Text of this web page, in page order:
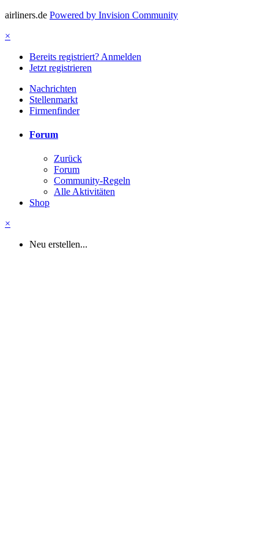
airliners.de Powered by Invision Community
×
Bereits registriert? Anmelden
Jetzt registrieren
Nachrichten
Stellenmarkt
Firmenfinder
Forum
Zurück
Forum
Community-Regeln
Alle Aktivitäten
Shop
×
Neu erstellen...